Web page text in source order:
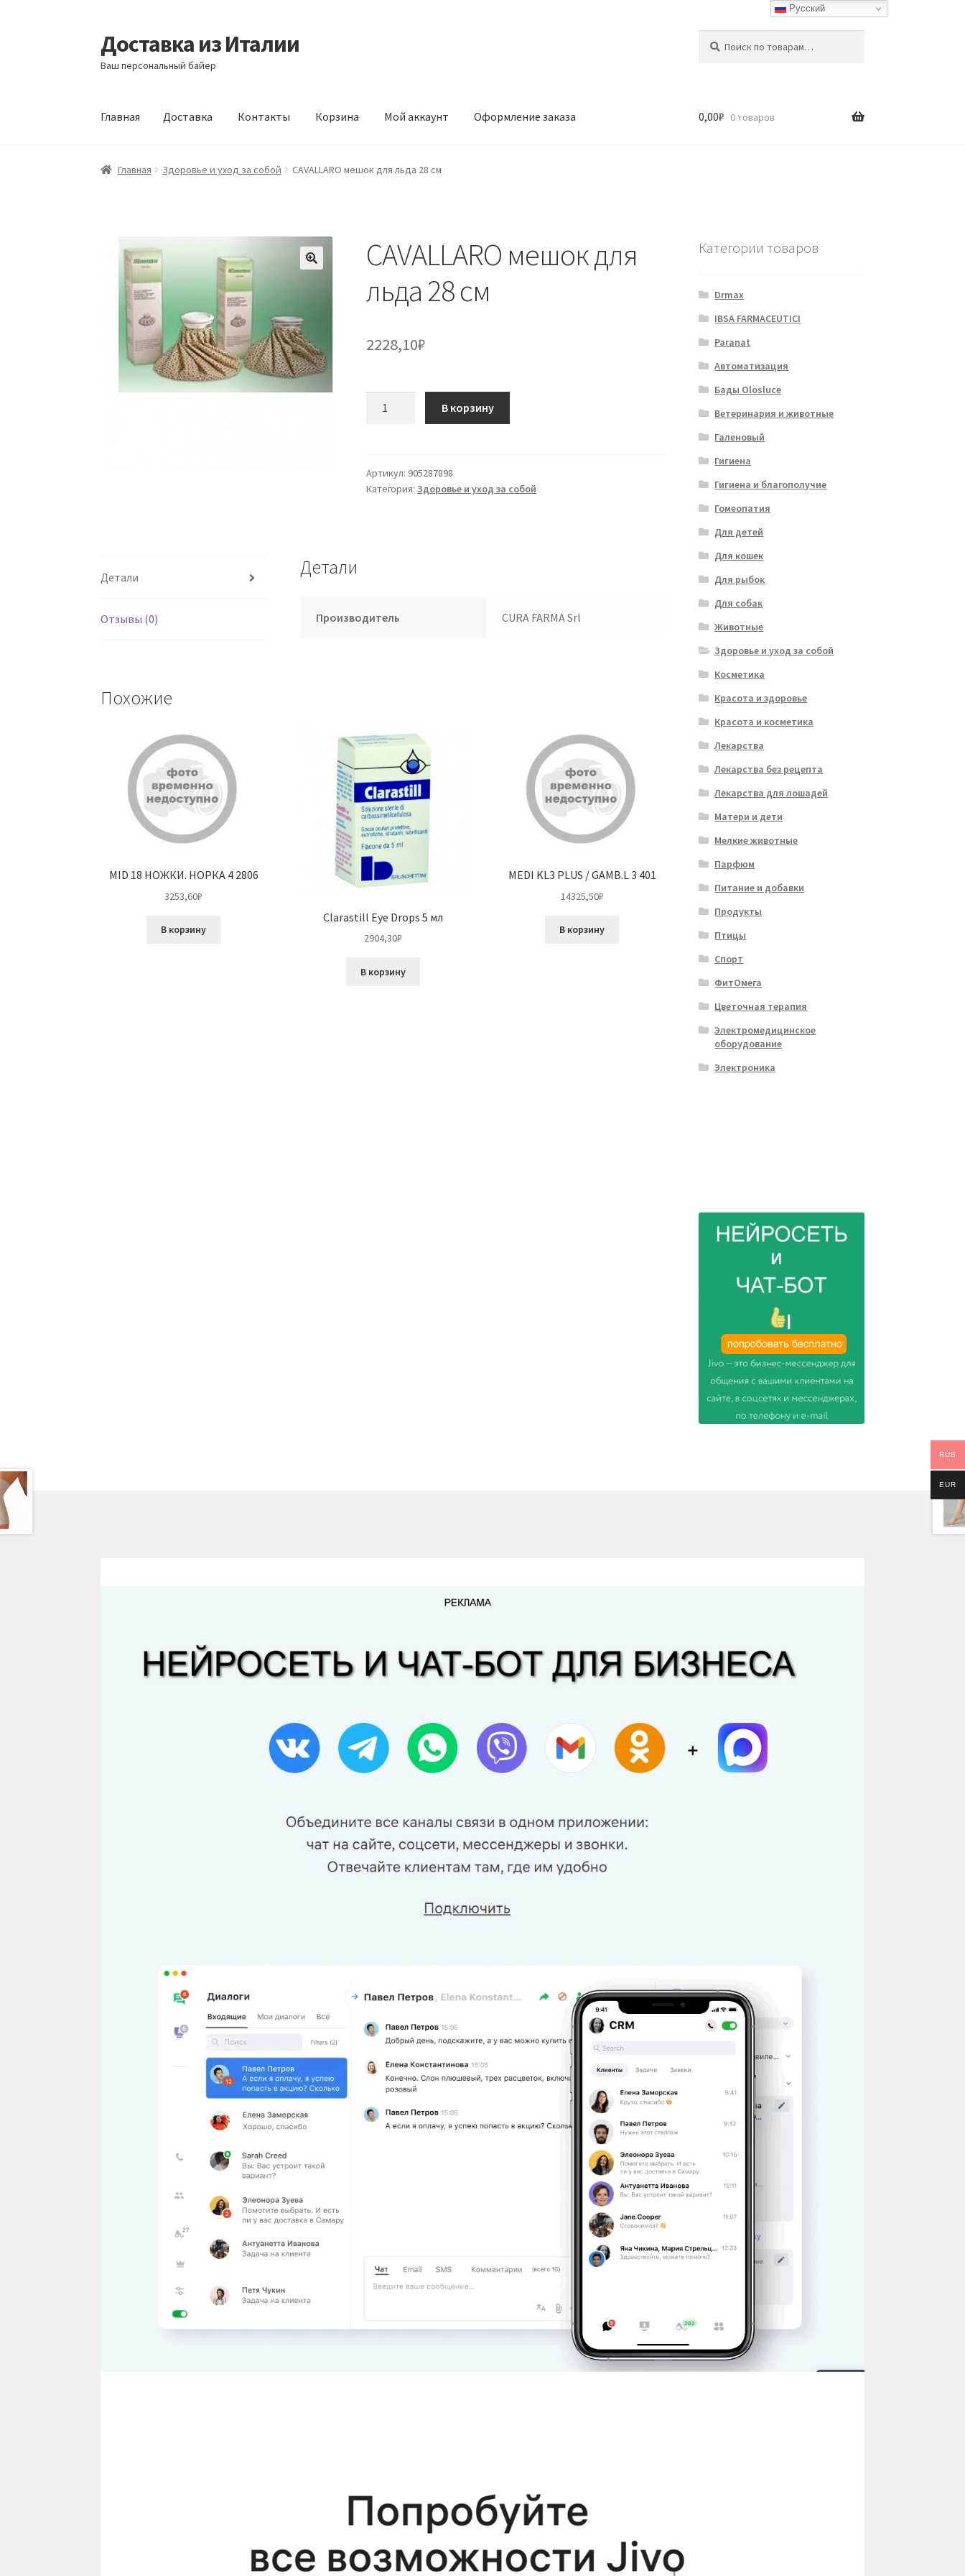
Перейти
к
навигации
Перейти
к
содержимому
Доставка из Италии
Ваш персональный байер
Главная Доставка Контакты Корзина Мой аккаунт Оформление заказа
Главная Доставка Корзина Мой аккаунт Оформление заказа
0,00₽ 0 товаров
Главная Здоровье и уход за собой CAVALLARO мешок для льда 28 см
CAVALLARO мешок для
льда 28 см
2228,10₽
для
льда
В корзину
Артикул: 905287898
Категория:Здоровье и уход за собой
Детали
Отзывы (0)
Детали
Производитель CURA FARMA Srl
Похожие
MID 18 НОЖКИ. НОРКА 4 2806
3253,60₽
В корзину
Clarastill Eye Drops 5 мл
2904,30₽
В корзину
MEDI KL3 PLUS / GAMB.L 3 401
14325,50₽
В корзину
Категории товаров
Drmax
IBSA FARMACEUTICI
Paranat
Автоматизация
Бады Olosluce
Ветеринария и животные
Галеновый
Гигиена
Гигиена и благополучие
Гомеопатия
Для детей
Для кошек
Для рыбок
Для собак
Животные
Здоровье и уход за собой
Косметика
Красота и здоровье
Красота и косметика
Лекарства
Лекарства без рецепта
Лекарства для лошадей
Матери и дети
Мелкие животные
Парфюм
Питание и добавки
Продукты
Птицы
Спорт
ФитОмега
Цветочная терапия
Электромедицинское
оборудование
Электроника
Русский
RUB
EUR